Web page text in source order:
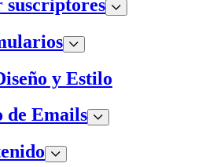
suscriptores
y Estilo
de Emails